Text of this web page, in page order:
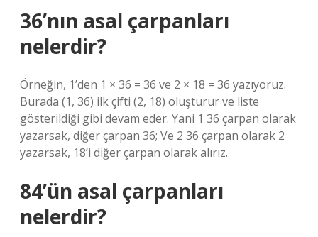
36’nın asal çarpanları
nelerdir?
Örneğin, 1’den 1 × 36 = 36 ve 2 × 18 = 36 yazıyoruz.
Burada (1, 36) ilk çifti (2, 18) oluşturur ve liste
gösterildiği gibi devam eder. Yani 1 36 çarpan olarak
yazarsak, diğer çarpan 36; Ve 2 36 çarpan olarak 2
yazarsak, 18’i diğer çarpan olarak alırız.
84’ün asal çarpanları
nelerdir?